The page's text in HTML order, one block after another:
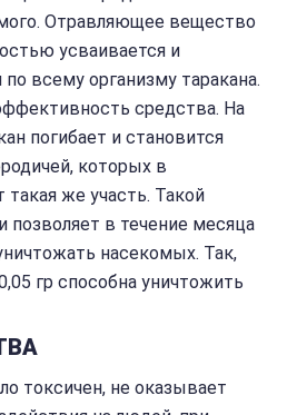
Отравляющее вещество
усваивается и
по всему организму таракана.
средства. На
погибает и становится
которых в
же участь. Такой
позволяет в течение месяца
насекомых. Так,
гр способна уничтожить
токсичен, не оказывает